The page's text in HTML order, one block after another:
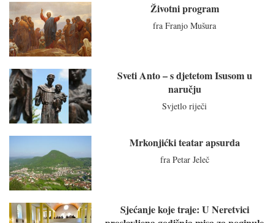
Životni program
fra Franjo Mušura
Sveti Anto – s djetetom Isusom u
naručju
Svjetlo riječi
Mrkonjićki teatar apsurda
fra Petar Jeleč
Sjećanje koje traje: U Neretvici